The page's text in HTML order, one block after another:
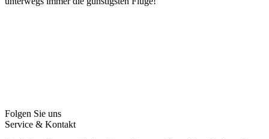
Folgen Sie uns
Service & Kontakt